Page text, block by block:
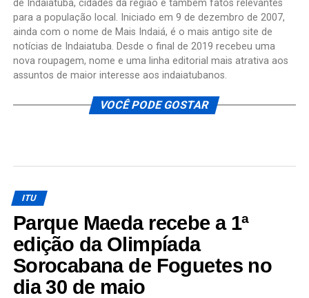
de Indaiatuba, cidades da região e também fatos relevantes
para a população local. Iniciado em 9 de dezembro de 2007,
ainda com o nome de Mais Indaiá, é o mais antigo site de
notícias de Indaiatuba. Desde o final de 2019 recebeu uma
nova roupagem, nome e uma linha editorial mais atrativa aos
assuntos de maior interesse aos indaiatubanos.
VOCÊ PODE GOSTAR
ITU
Parque Maeda recebe a 1ª
edição da Olimpíada
Sorocabana de Foguetes no
dia 30 de maio